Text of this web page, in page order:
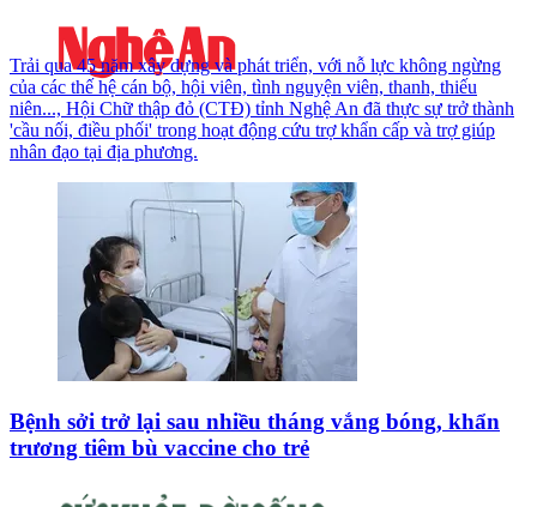
Trải qua 45 năm xây dựng và phát triển, với nỗ lực không ngừng
của các thế hệ cán bộ, hội viên, tình nguyện viên, thanh, thiếu
niên..., Hội Chữ thập đỏ (CTĐ) tỉnh Nghệ An đã thực sự trở thành
'cầu nối, điều phối' trong hoạt động cứu trợ khẩn cấp và trợ giúp
nhân đạo tại địa phương.
Bệnh sởi trở lại sau nhiều tháng vắng bóng, khẩn
trương tiêm bù vaccine cho trẻ